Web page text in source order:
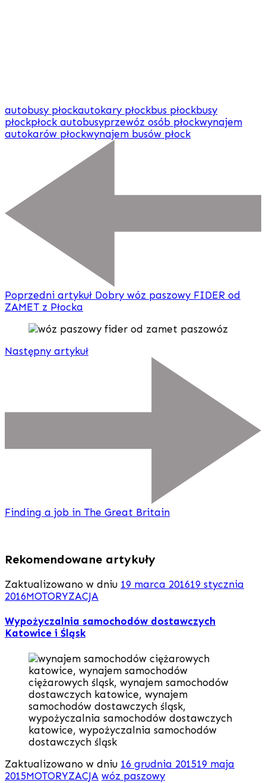
autobusy płockautokary płockbus płockbusy
płockpłock autobusyprzewóz osób płockwynajem
autokarów płockwynajem busów płock
Poprzedni artykuł Dobry wóz paszowy FIDER od
ZAMET z Płocka
Następny artykuł
Finding a job in The Great Britain
Rekomendowane artykuły
Zaktualizowano w dniu 19 marca 201619 stycznia
2016MOTORYZACJA
Wypożyczalnia samochodów dostawczych
Katowice i Śląsk
Zaktualizowano w dniu 16 grudnia 201519 maja
2015MOTORYZACJA wóz paszowy